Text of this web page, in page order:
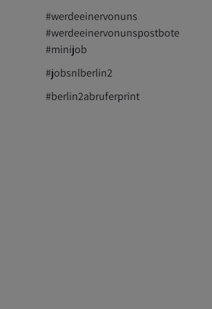
#werdeeinervonuns
#werdeeinervonunspostbote
#minijob
#jobsnlberlin2
#berlin2abruferprint